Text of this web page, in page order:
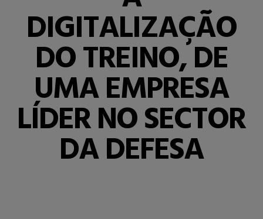
DIGITALIZAÇÃO
DO TREINO, DE
UMA EMPRESA
LÍDER NO SECTOR
DA DEFESA